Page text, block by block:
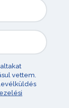
vettem.